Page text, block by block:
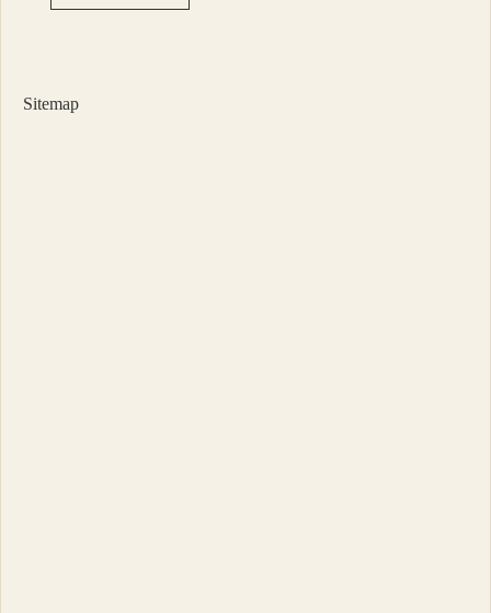
Için
Sitemap